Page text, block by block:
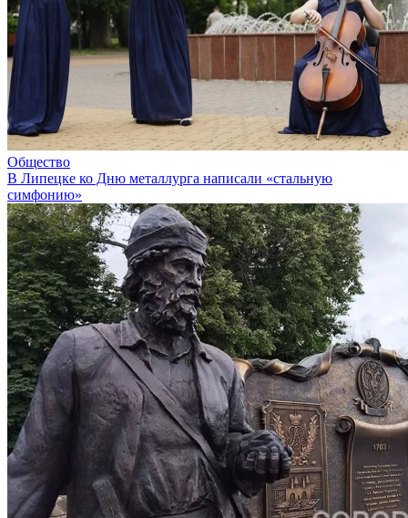
Общество
В Липецке ко Дню металлурга написали «стальную
симфонию»